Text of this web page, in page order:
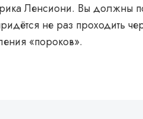
Ленсиони. Вы должны
не раз проходить
«пороков».